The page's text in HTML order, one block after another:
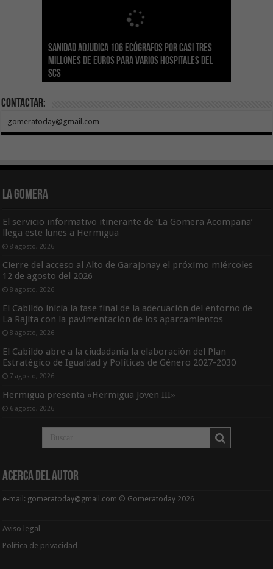
Sanidad adjudica 106 ecógrafos por casi tres
millones de euros para varios hospitales del
SCS
Gesplan logra la máxima puntuación en el
Índice de Transparencia de Canarias por cuarto
año consecutivo
El Gobierno canario concede ayudas del
POSEICAN-Pesca al sector por valor de 7,09 M€
tras aumentar las cuantías
Transición Ecológica coordina con Ashotel su
adhesión a la Red de Refugios Climáticos de
Canarias
Visocan incorpora 170 pisos a su parque de
vivienda protegida en régimen de alquiler
asequible de Tenerife
Sanidad refuerza la capacidad diagnóstica de
los centros de salud con el impulso de la
ecografía clínica
Contactar:
gomeratoday@gmail.com
La Gomera
El servicio informativo itinerante de ‘La Gomera Acompaña’
llega este lunes a Hermigua
8 agosto, 2026
Cierre del acceso al Alto de Garajonay el próximo miércoles
12 de agosto del 2026
8 agosto, 2026
El Cabildo inicia la fase final de la adecuación del entorno de
La Rajita con la pavimentación de los aparcamientos
8 agosto, 2026
El Cabildo abre a la ciudadanía la elaboración del Plan
Estratégico de Igualdad y Políticas de Género 2027-2030
7 agosto, 2026
Hermigua presenta «Hermigua Joven III»
6 agosto, 2026
Acerca del Autor
e-mail: gomeratoday@gmail.com © Gomeratoday 2026
Aviso legal
Política de privacidad